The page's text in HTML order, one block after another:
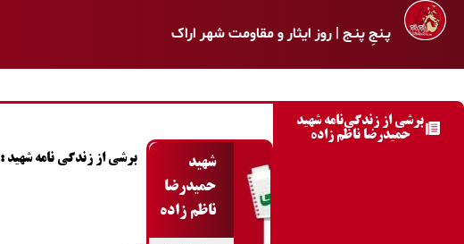
پـنجِ پنـج | روز ایثار و مقاومت شهر اراک
برشی از زندگی‌نامه شهید
حمیدرضا ناظم زاده
شهید
حمیدرضا
ناظم زاده
برشی از زندگی نامه شهید :